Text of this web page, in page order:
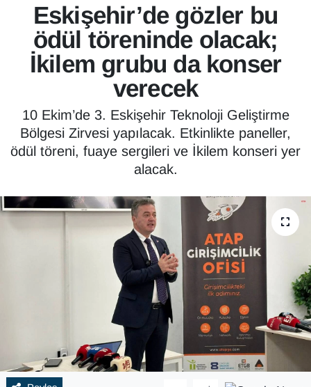
Eskişehir’de gözler bu
ödül töreninde olacak;
İkilem grubu da konser
verecek
10 Ekim’de 3. Eskişehir Teknoloji Geliştirme
Bölgesi Zirvesi yapılacak. Etkinlikte paneller,
ödül töreni, fuaye sergileri ve İkilem konseri yer
alacak.
Son Dakika Haberleri
Haber Arşivi